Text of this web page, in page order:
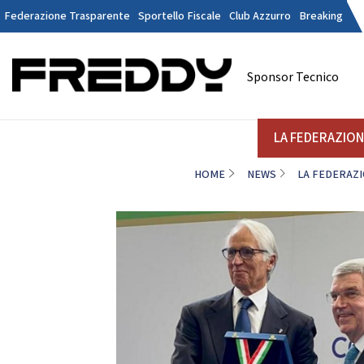
Federazione Trasparente Sportello Fiscale Club Azzurro Breaking
Sponsor Tecnico
LA
HOME NEWS LA
Il Presidente
Consiglio Federale
Commissione Federale Tecnici
Segreteria Generale
CORPORATE
Contatti Discipline
Tesseramento